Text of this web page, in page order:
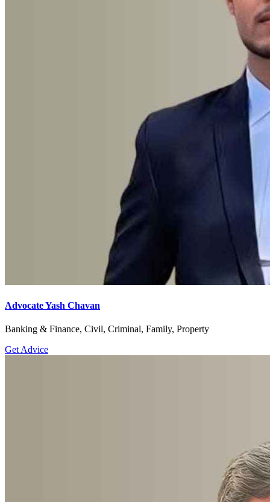
Advocate Yash Chavan
Banking & Finance, Civil, Criminal, Family, Property
Get Advice